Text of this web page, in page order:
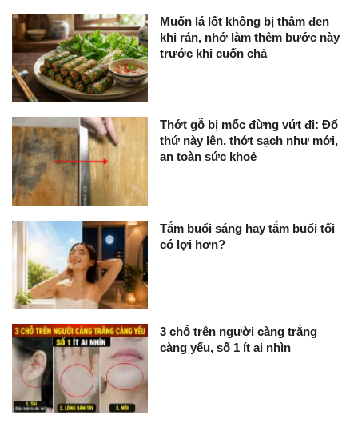
Muốn lá lốt không bị thâm đen
khi rán, nhớ làm thêm bước này
trước khi cuốn chả
Thớt gỗ bị mốc đừng vứt đi: Đổ
thứ này lên, thớt sạch như mới,
an toàn sức khoẻ
Tắm buổi sáng hay tắm buổi tối
có lợi hơn?
3 chỗ trên người càng trắng
càng yếu, số 1 ít ai nhìn